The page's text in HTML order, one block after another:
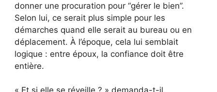
donner une procuration pour “gérer le bien”.
Selon lui, ce serait plus simple pour les
démarches quand elle serait au bureau ou en
déplacement. À l’époque, cela lui semblait
logique : entre époux, la confiance doit être
entière.